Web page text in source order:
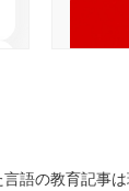
言語の教育記事